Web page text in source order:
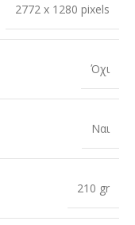
2772 x 1280 pixels
Όχι
Ναι
210 gr